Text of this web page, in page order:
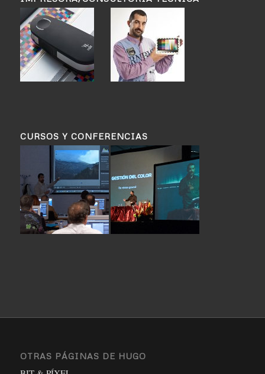
CURSOS Y CONFERENCIAS
OTRAS PÁGINAS DE HUGO